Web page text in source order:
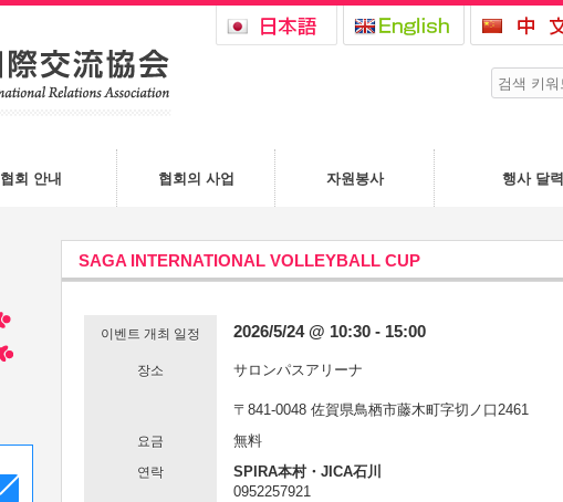
협회 안내 협회의 사업 자원봉사 행사 달력
SAGA INTERNATIONAL VOLLEYBALL CUP
이벤트 개최 일정 2026/5/24 @ 10:30 - 15:00
장소 サロンパスアリーナ
〒841-0048 佐賀県鳥栖市藤木町字切ノ口2461
요금 無料
연락
SPIRA本村・JICA石川
0952257921